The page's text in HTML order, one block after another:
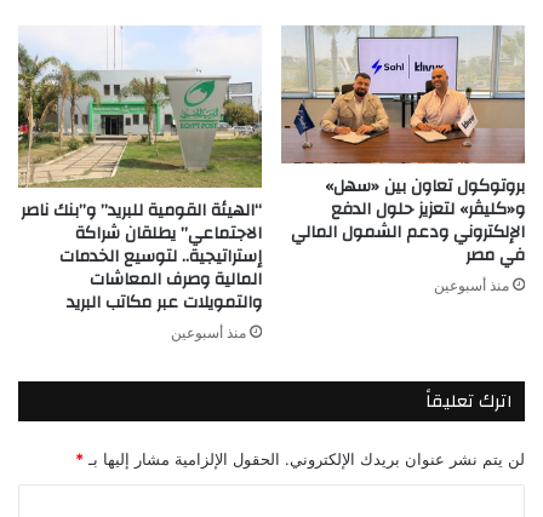
بروتوكول تعاون بين «سهل»
و«كليڤر» لتعزيز حلول الدفع
الإلكتروني ودعم الشمول المالي
في مصر
منذ أسبوعين
“الهيئة القومية للبريد” و”بنك ناصر
الاجتماعي” يطلقان شراكة
إستراتيجية.. لتوسيع الخدمات
المالية وصرف المعاشات
والتمويلات عبر مكاتب البريد
منذ أسبوعين
اترك تعليقاً
لن يتم نشر عنوان بريدك الإلكتروني. الحقول الإلزامية مشار إليها بـ *